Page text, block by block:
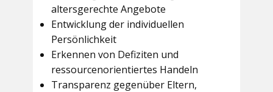
altersgerechte Angebote
Entwicklung der individuellen
Persönlichkeit
Erkennen von Defiziten und
ressourcenorientiertes Handeln
Transparenz gegenüber Eltern,